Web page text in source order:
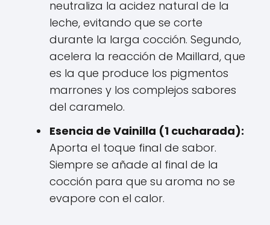
neutraliza la acidez natural de la
leche, evitando que se corte
durante la larga cocción. Segundo,
acelera la reacción de Maillard, que
es la que produce los pigmentos
marrones y los complejos sabores
del caramelo.
Esencia de Vainilla (1 cucharada):
Aporta el toque final de sabor.
Siempre se añade al final de la
cocción para que su aroma no se
evapore con el calor.